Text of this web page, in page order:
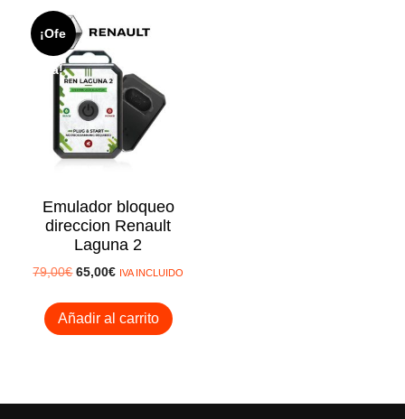
¡Ofe
rta!
Emulador bloqueo
direccion Renault
Laguna 2
79,00€ El
original
65,00€El
actual
IVA INCLUIDO
Añadir al carrito